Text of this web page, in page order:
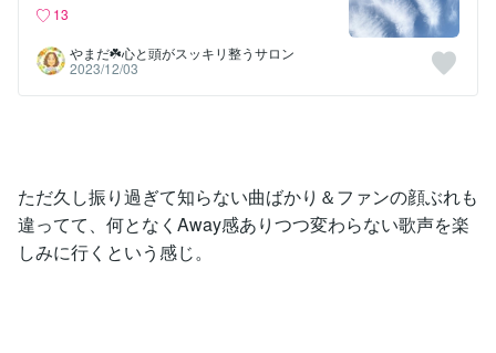
13
やまだ☘️心と頭がスッキリ整うサロン
2023/12/03
ただ久し振り過ぎて知らない曲ばかり＆ファンの顔ぶれも
違ってて、何となくAway感ありつつ変わらない歌声を楽
しみに行くという感じ。